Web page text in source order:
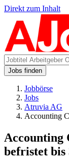
Direkt zum Inhalt
Jobs finden
Jobbörse
Jobs
Atruvia AG
Accounting
Accounting
befristet bis